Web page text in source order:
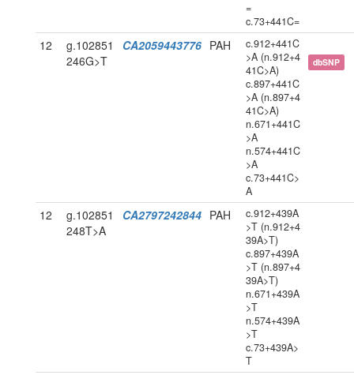
=
c.73+441C=
12
g.102851
246G>T
CA2059443776 PAH
c.912+441C
>A (n.912+4
41C>A)
c.897+441C
>A (n.897+4
41C>A)
n.671+441C
>A
n.574+441C
>A
c.73+441C>
A
dbSNP
12
g.102851
248T>A
CA2797242844 PAH
c.912+439A
>T (n.912+4
39A>T)
c.897+439A
>T (n.897+4
39A>T)
n.671+439A
>T
n.574+439A
>T
c.73+439A>
T